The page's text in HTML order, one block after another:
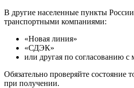
В другие населенные пункты
транспортными компаниями:
«Новая линия»
«СДЭК»
или другая по согласованию с
Обязательно проверяйте состояние
при получении.